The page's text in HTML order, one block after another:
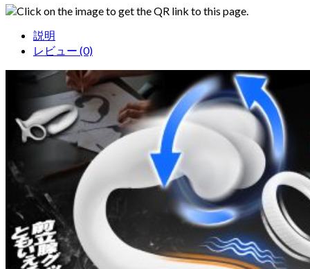
Click on the image to get the QR link to this page.
説明
レビュー (0)